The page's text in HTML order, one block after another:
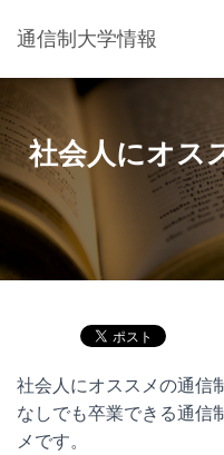
通信制大学情報
社会人にオス
社会人にオススメの通信
なしでも卒業できる通信
メです。